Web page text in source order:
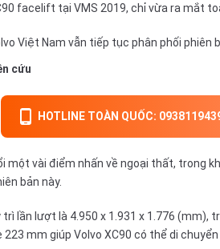
facelift tại VMS 2019, chỉ vừa ra mắt
Việt Nam vẫn tiếp tục phân phối phiên
cứu
HOTLINE TOÀN QUỐC:
một vài điểm nhấn về ngoại thất, trong
bản này.
lần lượt là 4.950 x 1.931 x 1.776 (mm),
mm giúp Volvo XC90 có thể di